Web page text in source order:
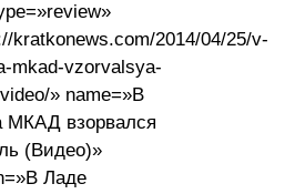
kratkonews.com/2014/04/25/v-
mkad-vzorvalsya-
» name=»В
МКАД взорвался
(Видео)»
Ладе